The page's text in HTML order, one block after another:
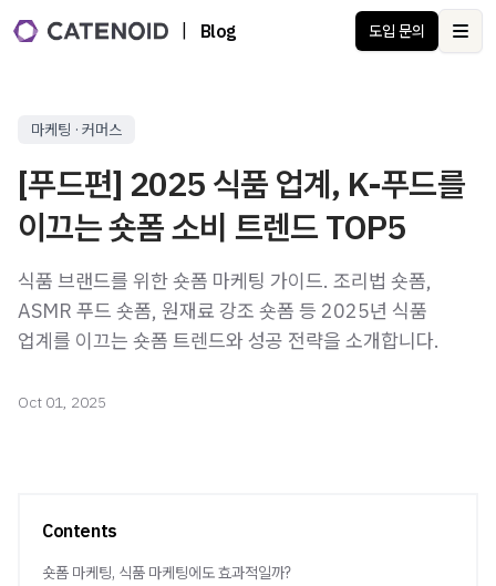
Blog 도입 문의
마케팅 · 커머스
[푸드편] 2025 식품 업계, K-푸드를
이끄는 숏폼 소비 트렌드 TOP5
식품 브랜드를 위한 숏폼 마케팅 가이드. 조리법 숏폼,
ASMR 푸드 숏폼, 원재료 강조 숏폼 등 2025년 식품
업계를 이끄는 숏폼 트렌드와 성공 전략을 소개합니다.
Oct 01, 2025
Contents
숏폼 마케팅, 식품 마케팅에도 효과적일까?